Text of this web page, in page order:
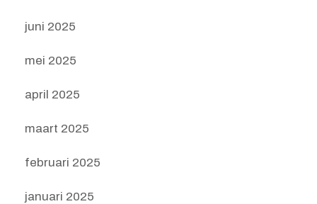
juni 2025
mei 2025
april 2025
maart 2025
februari 2025
januari 2025